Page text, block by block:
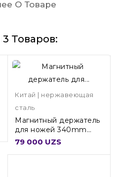
О Товаре
Товаров:
Китай | нержавеющая
сталь
Магнитный держатель
для ножей 340mm
KM340
79 000 UZS